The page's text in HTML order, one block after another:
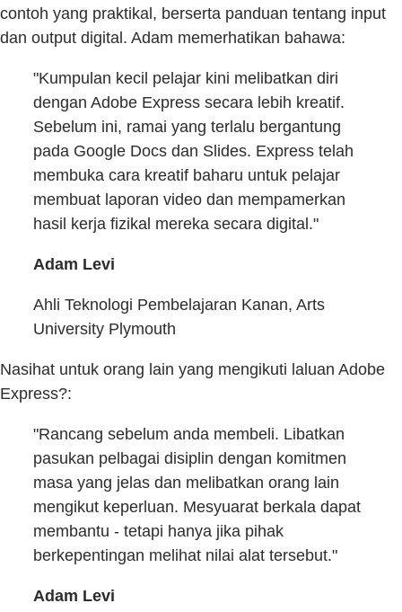
contoh yang praktikal, berserta panduan tentang input
dan output digital. Adam memerhatikan bahawa:
"Kumpulan kecil pelajar kini melibatkan diri
dengan Adobe Express secara lebih kreatif.
Sebelum ini, ramai yang terlalu bergantung
pada Google Docs dan Slides. Express telah
membuka cara kreatif baharu untuk pelajar
membuat laporan video dan mempamerkan
hasil kerja fizikal mereka secara digital."
Adam Levi
Ahli Teknologi Pembelajaran Kanan, Arts
University Plymouth
Nasihat untuk orang lain yang mengikuti laluan Adobe
Express?:
"Rancang sebelum anda membeli. Libatkan
pasukan pelbagai disiplin dengan komitmen
masa yang jelas dan melibatkan orang lain
mengikut keperluan. Mesyuarat berkala dapat
membantu - tetapi hanya jika pihak
berkepentingan melihat nilai alat tersebut."
Adam Levi